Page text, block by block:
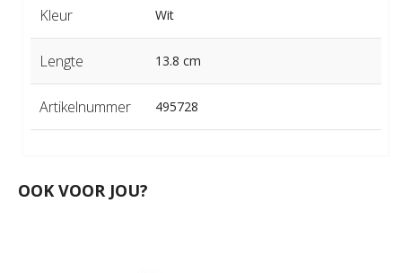
Kleur Wit
Lengte 13.8 cm
Artikelnummer 495728
OOK VOOR JOU?